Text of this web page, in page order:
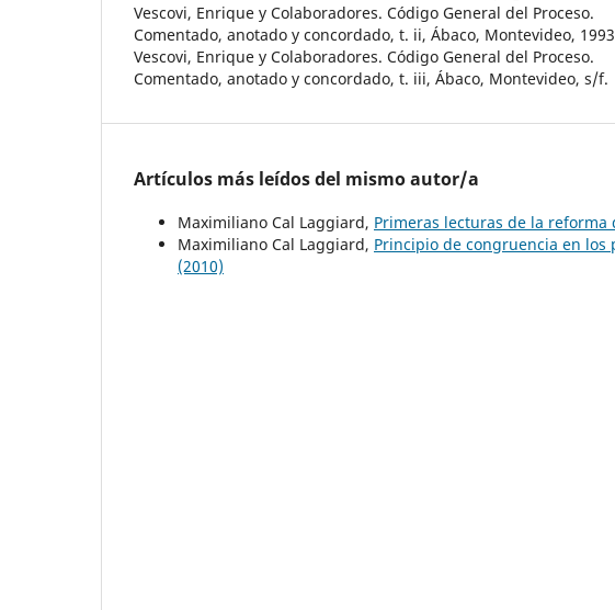
Vescovi, Enrique y Colaboradores. Código General del Proceso.
Comentado, anotado y concordado, t. ii, Ábaco, Montevideo,
Vescovi, Enrique y Colaboradores. Código General del Proceso.
Comentado, anotado y concordado, t. iii, Ábaco, Montevideo, s/f.
Artículos más leídos del mismo autor/a
Maximiliano Cal Laggiard, Primeras lecturas de la reforma
Maximiliano Cal Laggiard, Principio de congruencia en los
(2010)